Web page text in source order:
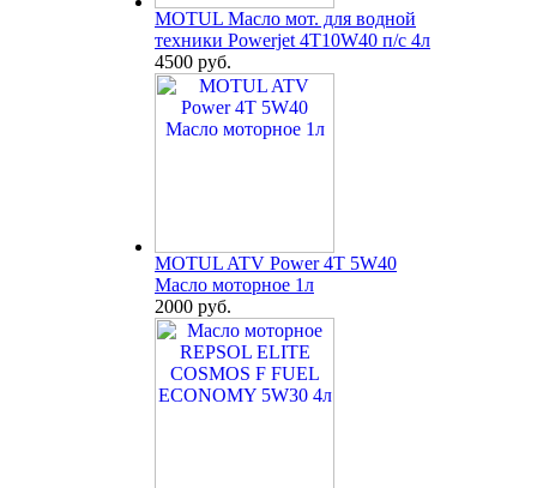
MOTUL Масло мот. для водной
техники Powerjet 4T10W40 п/с 4л
4500 руб.
MOTUL ATV Power 4T 5W40
Масло моторное 1л
2000 руб.